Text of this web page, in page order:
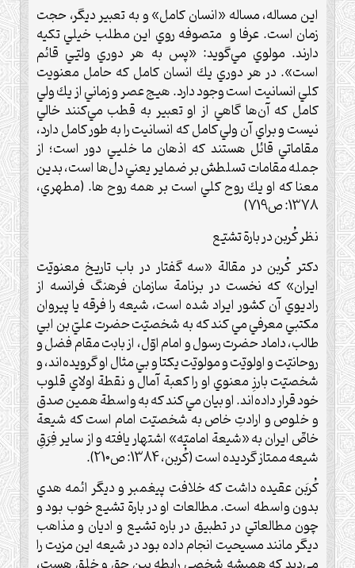
اين مساله، مساله «انسان كامل» و به تعبير ديگر، حجت
زمان است. عرفا و متصوفه روي اين مطلب خيلي تكيه
دارند. مولوي مي‌گويد: «پس به هر دوري وليّي قائم
است». در هر دوري يك انسان كامل كه حامل معنويت
كلي انسانيت است وجود دارد. هيج عصر و زماني از يك ولي
كامل كه آن‌ها گاهي از او تعبير به قطب مي‌كنند خالي
نيست و براي آن ولي كامل كه انسانيت را به طور كامل دارد،
مقاماتي قائل هستند كه اذهان ما خليي دور است؛ از
جمله مقامات تسلطش بر ضماير يعني دل‌ها است، بدين
معنا كه او يك روح كلي است بر همه روح ها. (مطهري،
1378: ص719)
نظر کُربن در بارة تشيّع
دکتر کُربن در مقالة «سه گفتار در باب تاريخ معنويّت
ايران» که نخست در برنامة سازمان فرهنگ فرانسه از
راديوي آن کشور ايراد شده است، شيعه را فرقه يا پيروان
مکتبي معرفي مي کند که به شخصيّت حضرت عليّ بن ابي
طالب، داماد حضرت رسول و امام اوّل، از بابت مقام فضل و
روحانيّت و اولويّت و مولويّت يکتا و بي مثال او گرويده‌اند، و
شخصيّت بارزِ معنوي او را کعبة آمال و نقطة اولاي قلوب
خود قرار داده‌اند. او بيان مي كند که به واسطة همين صدق
و خلوص و ارادتِ خاص به شخصيّت امام است که شيعة
خاصِّ ايران به «شيعة اماميّه» اشتهار يافته و از ساير فِرَقِ
شيعه ممتاز گرديده است (کُربن، 1384: ص210).
كُربَن عقيده داشت كه خلافت پيغمبر و ديگر ائمه هدي
بدون واسطه است. مطالعات او در بارة تشيع خوب بود و
چون مطالعاتي در تطبيق در باره تشيع و اديان و مذاهب
ديگر مانند مسيحيت انجام داده بود در شيعه اين مزيت را